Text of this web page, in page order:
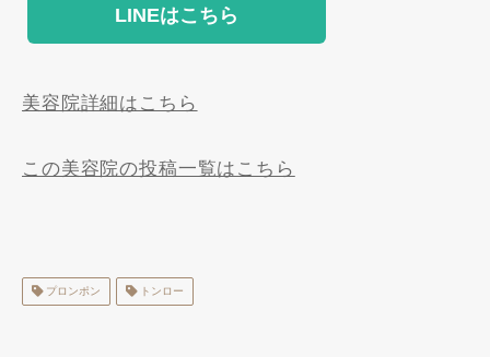
LINEはこちら
美容院詳細はこちら
この美容院の投稿一覧はこちら
プロンポン トンロー